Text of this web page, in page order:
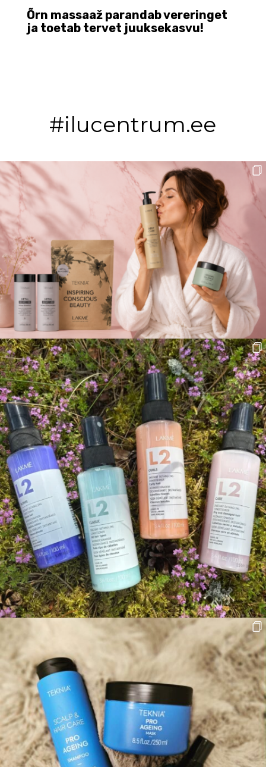
Õrn massaaž parandab vereringet
ja toetab tervet juuksekasvu!
#ilucentrum.ee